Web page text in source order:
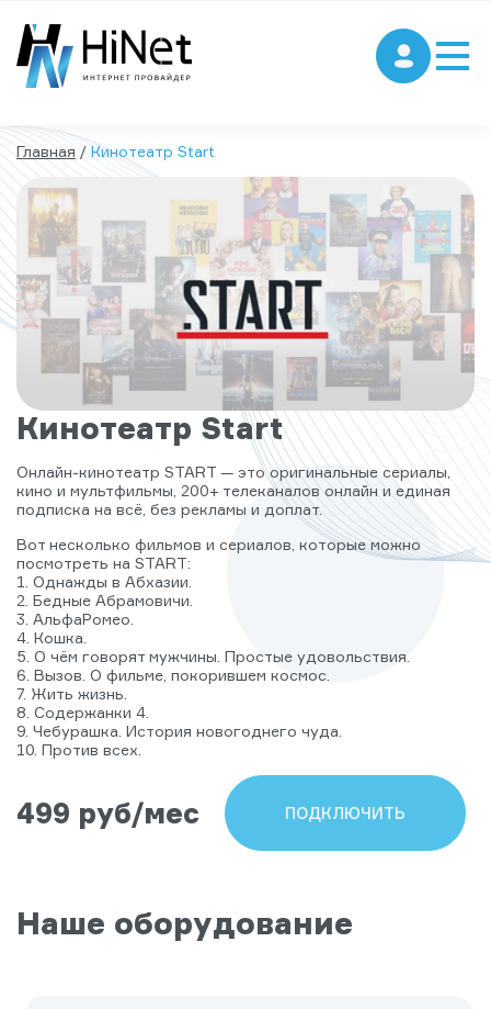
Главная/Кинотеатр Start
Кинотеатр Start
Онлайн-кинотеатр START — это оригинальные сериалы,
кино и мультфильмы, 200+ телеканалов онлайн и единая
подписка на всё, без рекламы и доплат.
Вот несколько фильмов и сериалов, которые можно
посмотреть на START:
1. Однажды в Абхазии.
2. Бедные Абрамовичи.
3. АльфаРомео.
4. Кошка.
5. О чём говорят мужчины. Простые удовольствия.
6. Вызов. О фильме, покорившем космос.
7. Жить жизнь.
8. Содержанки 4.
9. Чебурашка. История новогоднего чуда.
10. Против всех.
499 руб/мес ПОДКЛЮЧИТЬ
Наше оборудование